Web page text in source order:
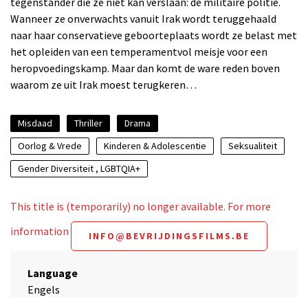
Wanneer ze onverwachts vanuit Irak wordt teruggehaald
naar haar conservatieve geboorteplaats wordt ze belast met
het opleiden van een temperamentvol meisje voor een
heropvoedingskamp. Maar dan komt de ware reden boven
waarom ze uit Irak moest terugkeren…
Misdaad Thriller
Drama
Oorlog & Vrede
Kinderen & Adolescentie
Seksualiteit
Gender Diversiteit , LGBTQIA+
This title is (temporarily) no longer available. For more
information
INFO@BEVRIJDINGSFILMS.BE
Language
Engels